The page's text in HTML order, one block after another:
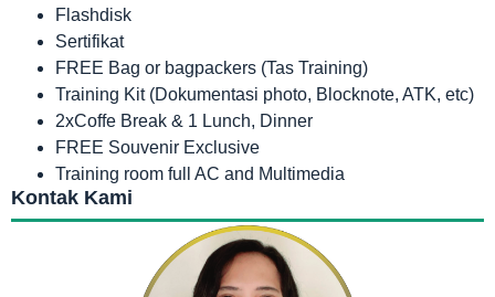
Flashdisk
Sertifikat
FREE Bag or bagpackers (Tas Training)
Training Kit (Dokumentasi photo, Blocknote, ATK, etc)
2xCoffe Break & 1 Lunch, Dinner
FREE Souvenir Exclusive
Training room full AC and Multimedia
Kontak Kami